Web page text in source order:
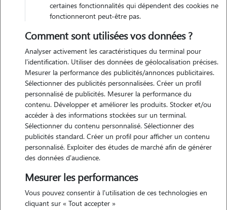
Motivation
je souhaite garder des animaux pour vivre de ma passion pour eux et
de l'amour que j'ai pour eux à leur offrir je suis très motivé pour
m'occuper d'animaux de toutes sortes en me déplaçant chez les
personnes et je suis véhicule pour les emmener en balade à la plage
ou en forêt.
quelques fois le cheval de ma soeur mais je me déplace toujours chez
certaines fonctionnalités qui dépendent des cookies ne
fonctionneront peut-être pas.
Comment sont utilisées vos données ?
Analyser activement les caractéristiques du terminal pour
l'identification. Utiliser des données de géolocalisation précises.
Mesurer la performance des publicités/annonces publicitaires.
Sélectionner des publicités personnalisées. Créer un profil
personnalisé de publicités. Mesurer la performance du
contenu. Développer et améliorer les produits. Stocker et/ou
accéder à des informations stockées sur un terminal.
Sélectionner du contenu personnalisé. Sélectionner des
publicités standard. Créer un profil pour afficher un contenu
personnalisé. Exploiter des études de marché afin de générer
des données d'audience.
Mesurer les performances
Vous pouvez consentir à l'utilisation de ces technologies en
cliquant sur « Tout accepter »